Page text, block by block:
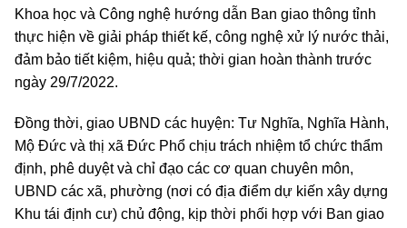
Khoa học và Công nghệ hướng dẫn Ban giao thông tỉnh
thực hiện về giải pháp thiết kế, công nghệ xử lý nước thải,
đảm bảo tiết kiệm, hiệu quả; thời gian hoàn thành trước
ngày 29/7/2022.
Đồng thời, giao UBND các huyện: Tư Nghĩa, Nghĩa Hành,
Mộ Đức và thị xã Đức Phổ chịu trách nhiệm tổ chức thẩm
định, phê duyệt và chỉ đạo các cơ quan chuyên môn,
UBND các xã, phường (nơi có địa điểm dự kiến xây dựng
Khu tái định cư) chủ động, kịp thời phối hợp với Ban giao